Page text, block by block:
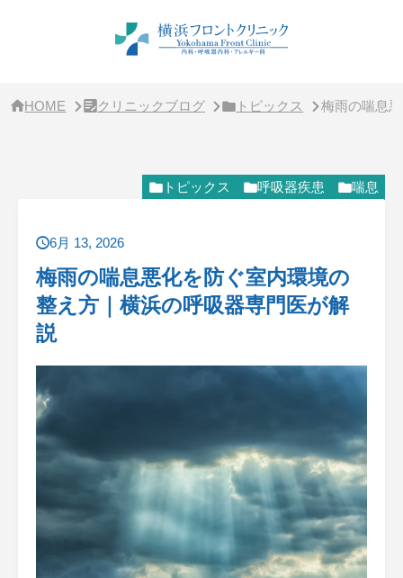
HOME クリニックブログ トピックス 梅雨の喘息
トピックス 呼吸器疾患 喘息
6月 13, 2026
梅雨の喘息悪化を防ぐ室内環境の
整え方｜横浜の呼吸器専門医が解
説